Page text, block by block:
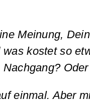
Meinung,
kostet so
einmal. Aber